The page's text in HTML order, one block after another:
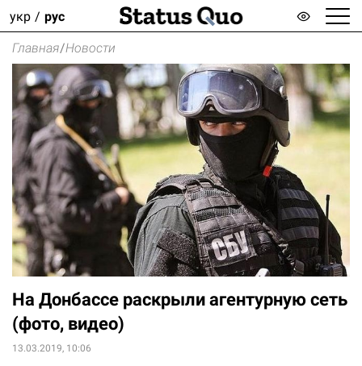
укр рус
Главная/Новости
На Донбассе раскрыли агентурную сеть
(фото, видео)
13.03.2019, 10:06